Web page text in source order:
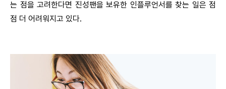
는 점을 고려한다면 진성팬을 보유한 인플루언서를 찾는 일은 점
점 더 어려워지고 있다.